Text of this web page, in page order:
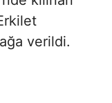
verildi.